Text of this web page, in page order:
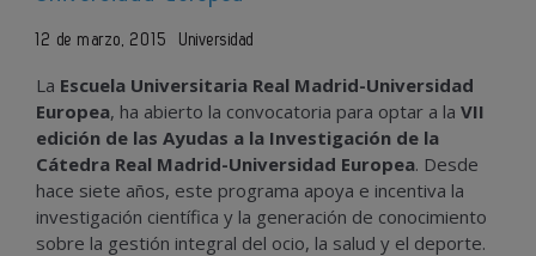
12 de marzo, 2015 Universidad
La Escuela Universitaria Real Madrid-Universidad
Europea, ha abierto la convocatoria para optar a la VII
edición de las Ayudas a la Investigación de la
Cátedra Real Madrid-Universidad Europea. Desde
hace siete años, este programa apoya e incentiva la
investigación científica y la generación de conocimiento
sobre la gestión integral del ocio, la salud y el deporte.